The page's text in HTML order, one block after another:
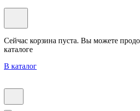
Сейчас корзина пуста. Вы можете
каталоге
В каталог